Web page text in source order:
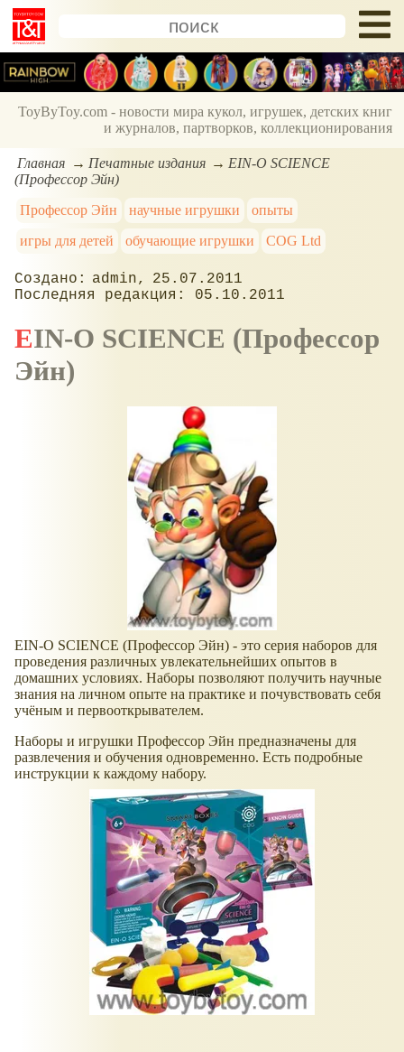
ToyByToy.com - новости мира кукол, игрушек, детских книг
и журналов, партворков, коллекционирования
Главная Печатные издания
EIN-O SCIENCE
(Профессор Эйн)
Профессор Эйн
научные игрушки
опыты
игры для детей
обучающие игрушки COG Ltd
admin
25.07.2011
05.10.2011
EIN-O SCIENCE (Профессор
Эйн)
EIN-O SCIENCE (Профессор Эйн) - это серия наборов для
проведения различных увлекательнейших опытов в
домашних условиях. Наборы позволяют получить научные
знания на личном опыте на практике и почувствовать себя
учёным и первооткрывателем.
Наборы и игрушки Профессор Эйн предназначены для
развлечения и обучения одновременно. Есть подробные
инструкции к каждому набору.